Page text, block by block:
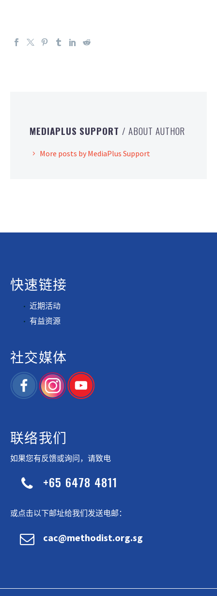
MEDIAPLUS SUPPORT / ABOUT AUTHOR
More posts by MediaPlus Support
快速链接
近期活动
有益资源
社交媒体
联络我们
如果您有反馈或询问，请致电

 +65 6478 4811
或点击以下邮址给我们发送电邮：

 cac@methodist.org.sg